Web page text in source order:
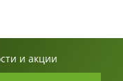
и акции